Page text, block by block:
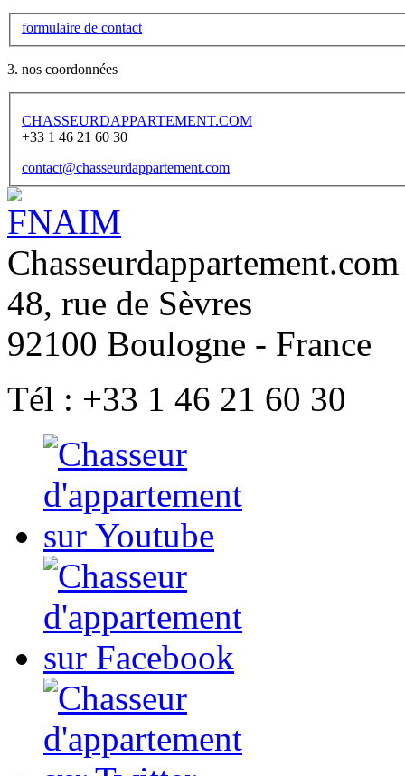
formulaire de contact
3. nos coordonnées
CHASSEURDAPPARTEMENT.COM
+33 1 46 21 60 30
contact@chasseurdappartement.com
Chasseurdappartement.com
48, rue de Sèvres
92100 Boulogne - France
Tél : +33 1 46 21 60 30